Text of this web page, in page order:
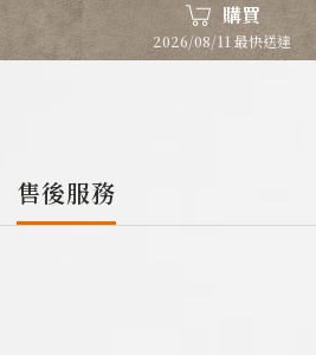
購買
2026/08/11 最快送達
售後服務